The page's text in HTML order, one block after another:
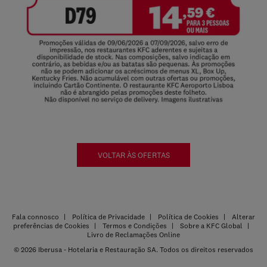
VOLTAR ÀS OFERTAS
Fala connosco Política de Privacidade Política de Cookies
Alterar
preferências de Cookies
Termos e Condições
Sobre a KFC Global
Livro de Reclamações Online
© 2026 Iberusa - Hotelaria e Restauração SA. Todos os direitos reservados